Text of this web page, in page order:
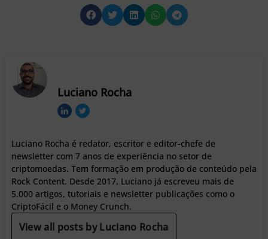
Luciano Rocha
Luciano Rocha é redator, escritor e editor-chefe de
newsletter com 7 anos de experiência no setor de
criptomoedas. Tem formação em produção de conteúdo pela
Rock Content. Desde 2017, Luciano já escreveu mais de
5.000 artigos, tutoriais e newsletter publicações como o
CriptoFácil e o Money Crunch.
View all posts by Luciano Rocha